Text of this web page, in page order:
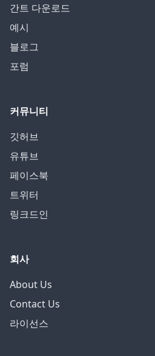
간트 다운로드
예시
블로그
포럼
커뮤니티
깃허브
유튜브
페이스북
트위터
링크드인
회사
About Us
Contact Us
라이선스